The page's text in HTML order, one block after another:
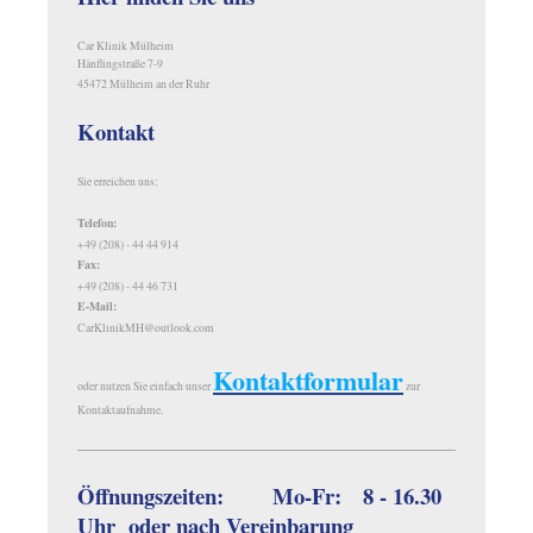
Car Klinik Mülheim
Hänflingstraße 7-9
45472 Mülheim an der Ruhr
Kontakt
Sie erreichen uns:
Telefon:
+49 (208) - 44 44 914
Fax:
+49 (208) - 44 46 731
E-Mail:
CarKlinikMH@outlook.com
oder nutzen Sie einfach unserKontaktformularzur
Kontaktaufnahme.
Öffnungszeiten: Mo-Fr: 8 - 16.30
Uhr oder nach Vereinbarung